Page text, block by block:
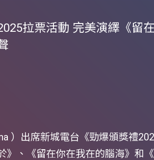
拉票活動 完美演繹《留
）出席新城電台《勁爆頒獎禮
》、《留在你在我在的腦海》和《